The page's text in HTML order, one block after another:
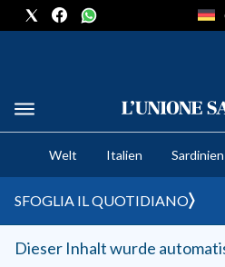
CRONACA SARDEGNA
CAGLIARI
SULCIS IGLESIENTE
MEDIO CAMPIDANO
Welt Italien Sardinien
SFOGLIA IL QUOTIDIANO
Dieser Inhalt wurde